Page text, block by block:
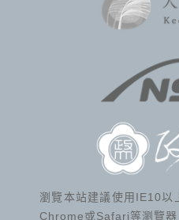
瀏覽本站建議使用IE10
Chrome或Safari等瀏覽器